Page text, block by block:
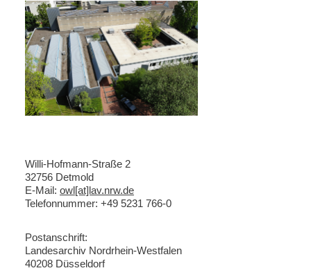
Willi-Hofmann-Straße 2
32756 Detmold
E-Mail: owl[at]lav.nrw.de
Telefonnummer: +49 5231 766-0
Postanschrift:
Landesarchiv Nordrhein-Westfalen
40208 Düsseldorf